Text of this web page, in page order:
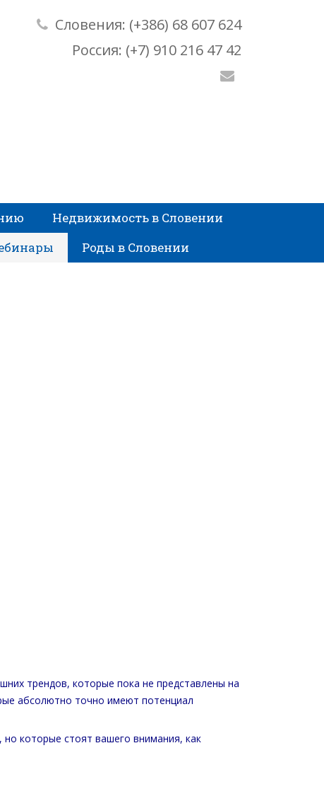
Словения: (+386) 68 607 624
Россия: (+7) 910 216 47 42
Недвижимость в Словении
Роды в Словении
трендов, которые пока не представлены на
абсолютно точно имеют потенциал
которые стоят вашего внимания, как